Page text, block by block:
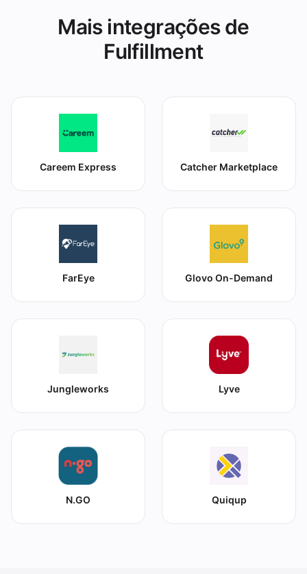
Mais integrações de
Fulfillment
Careem Express Catcher Marketplace
FarEye Glovo On-Demand
Jungleworks Lyve
N.GO Quiqup